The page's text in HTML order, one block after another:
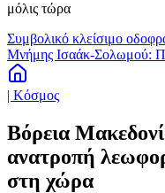
μόλις τώρα
Συμβολικό κλείσιμο
Μνήμης Ισαάκ-Σολωμού:
| Κόσμος
Βόρεια
ανατροπή
στη χώρα